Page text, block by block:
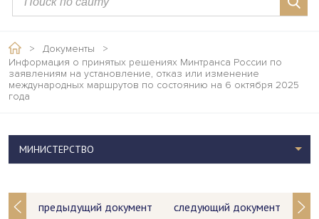
> Документы
>
Информация о принятых решениях Минтранса России по
заявлениям на установление, отказ или изменение
международных маршрутов по состоянию на 6 октября 2025
года
предыдущий документ следующий документ
МИНИСТЕРСТВО